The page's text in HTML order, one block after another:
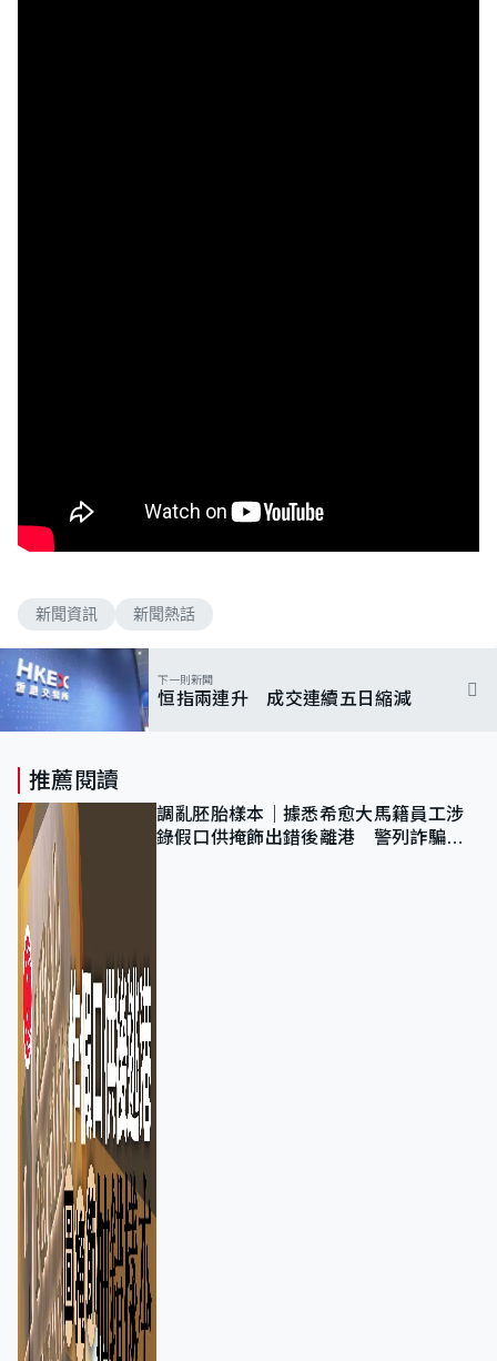
新聞資訊 新聞熱話
下一則新聞
恒指兩連升 成交連續五日縮減
推薦閱讀
調亂胚胎樣本｜據悉希愈大馬籍員工涉
錄假口供掩飾出錯後離港 警列詐騙